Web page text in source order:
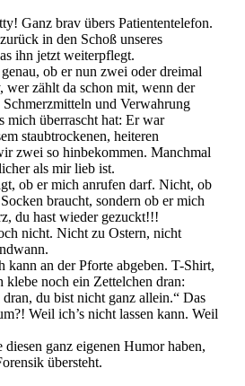
Ganz brav übers Patiententelefon.
in den Schoß unseres
ihn jetzt weiterpflegt.
ob er nun zwei oder dreimal
wer zählt da schon mit, wenn der
und Verwahrung
mich überrascht hat: Er war
staubtrockenen, heiteren
zwei so hinbekommen. Manchmal
als mir lieb ist.
ob er mich anrufen darf. Nicht, ob
braucht, sondern ob er mich
du hast wieder gezuckt!!!
nicht. Nicht zu Ostern, nicht
an der Pforte abgeben. T-Shirt,
klebe noch ein Zettelchen dran:
du bist nicht ganz allein.“ Das
Weil ich’s nicht lassen kann. Weil
ganz eigenen Humor haben,
übersteht.